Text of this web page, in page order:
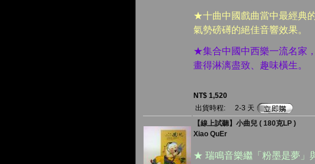
★十曲中國戲曲當中最經典
氣勢磅礡的絕佳音響效果。
★集合中國中西樂一流名家
畫得淋漓盡致、趣味橫生。
NT$ 1,520
出貨時程:
2-3 天
【線上試聽】小曲兒 ( 180克LP )
Xiao QuEr
★ 瑞鳴音樂繼「粉墨是夢」